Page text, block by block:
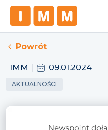
Powrót
IMM 09.01.2024
AKTUALNOŚCI